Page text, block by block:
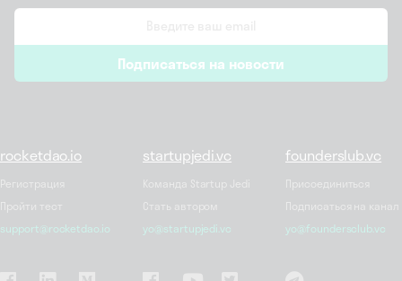
*
Подписаться на новости
rocketdao.io
Регистрация
Пройти тест
support@rocketdao.io
startupjedi.vc
Команда Startup Jedi
Стать автором
yo@startupjedi.vc
founderslub.vc
Присоединиться
Подписаться на канал
yo@foundersclub.vc